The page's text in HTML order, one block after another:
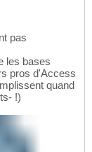
pas
les bases
pros d'Access
quand
!)